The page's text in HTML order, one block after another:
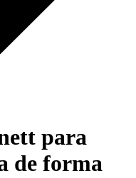
para
de forma